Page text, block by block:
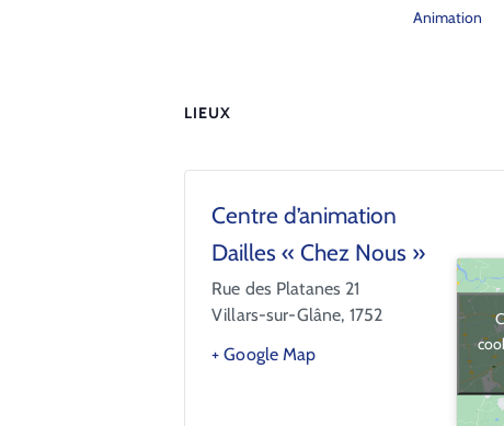
Animation
LIEUX
Centre d’animation
Dailles « Chez Nous »
Rue des Platanes 21
Villars-sur-Glâne, 1752
+ Google Map